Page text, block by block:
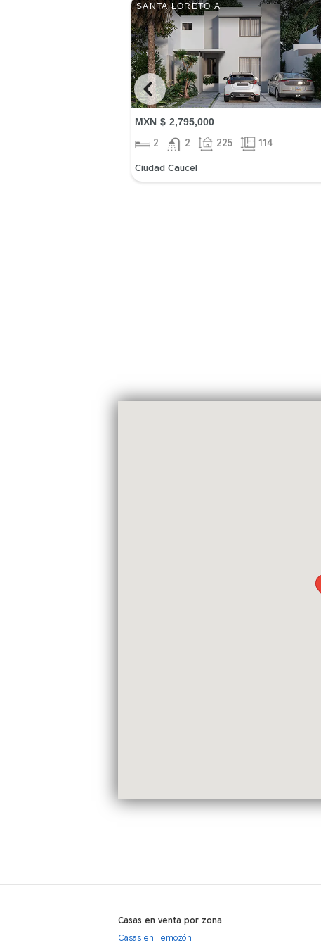
SANTA LORETO A
MXN $ 2,795,000
2 2 225 114
Ciudad Caucel
Casas en venta por zona
Casas en Temozón